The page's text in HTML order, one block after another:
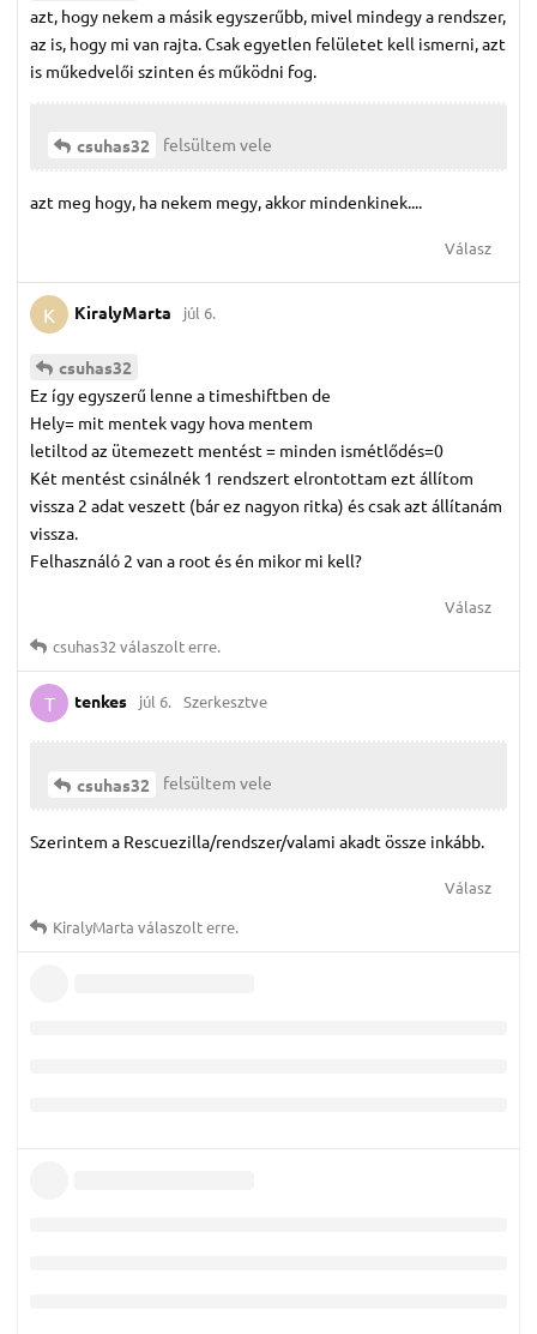
azt, hogy nekem a másik egyszerűbb, mivel mindegy a rendszer,
az is, hogy mi van rajta. Csak egyetlen felületet kell ismerni, azt
is műkedvelői szinten és működni fog.
csuhas32 felsültem vele
azt meg hogy, ha nekem megy, akkor mindenkinek....
Válasz
K KiralyMarta júl 6.
csuhas32
Ez így egyszerű lenne a timeshiftben de
Hely= mit mentek vagy hova mentem
letiltod az ütemezett mentést = minden ismétlődés=0
Két mentést csinálnék 1 rendszert elrontottam ezt állítom
vissza 2 adat veszett (bár ez nagyon ritka) és csak azt állítanám
vissza.
Felhasználó 2 van a root és én mikor mi kell?
Válasz
csuhas32 válaszolt erre.
T tenkes júl 6. Szerkesztve
csuhas32 felsültem vele
Szerintem a Rescuezilla/rendszer/valami akadt össze inkább.
Válasz
KiralyMarta válaszolt erre.